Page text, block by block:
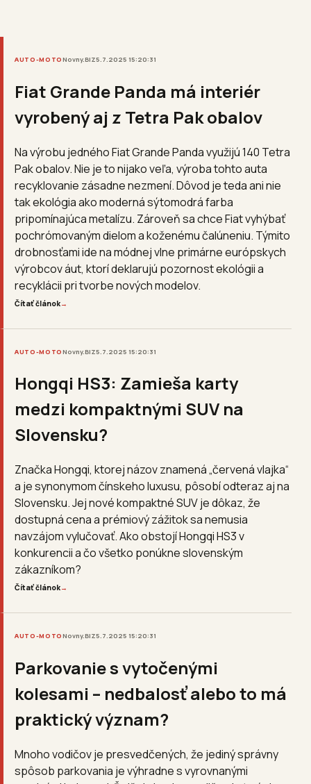
AUTO-MOTONovny.BIZ5.7.2025 15:20:31
Fiat Grande Panda má interiér
vyrobený aj z Tetra Pak obalov
Na výrobu jedného Fiat Grande Panda využijú 140 Tetra
Pak obalov. Nie je to nijako veľa, výroba tohto auta
recyklovanie zásadne nezmení. Dôvod je teda ani nie
tak ekológia ako moderná sýtomodrá farba
pripomínajúca metalízu. Zároveň sa chce Fiat vyhýbať
pochrómovaným dielom a koženému čalúneniu. Týmito
drobnosťami ide na módnej vlne primárne európskych
výrobcov áut, ktorí deklarujú pozornost ekológii a
recyklácii pri tvorbe nových modelov.
Čítať článok→
AUTO-MOTONovny.BIZ5.7.2025 15:20:31
Hongqi HS3: Zamieša karty
medzi kompaktnými SUV na
Slovensku?
Značka Hongqi, ktorej názov znamená „červená vlajka“
a je synonymom čínskeho luxusu, pôsobí odteraz aj na
Slovensku. Jej nové kompaktné SUV je dôkaz, že
dostupná cena a prémiový zážitok sa nemusia
navzájom vylučovať. Ako obstojí Hongqi HS3 v
konkurencii a čo všetko ponúkne slovenským
zákazníkom?
Čítať článok→
AUTO-MOTONovny.BIZ5.7.2025 15:20:31
Parkovanie s vytočenými
kolesami – nedbalosť alebo to má
praktický význam?
Mnoho vodičov je presvedčených, že jediný správny
spôsob parkovania je výhradne s vyrovnanými